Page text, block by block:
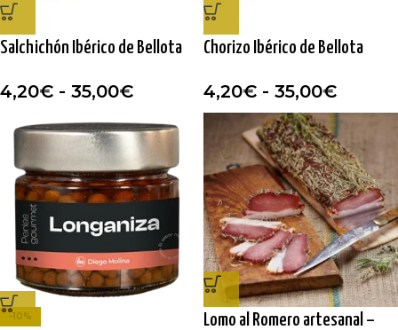
Salchichón Ibérico de Bellota
4,20€ - 35,00€
Chorizo Ibérico de Bellota
4,20€ - 35,00€
-10%
Lomo al Romero artesanal –